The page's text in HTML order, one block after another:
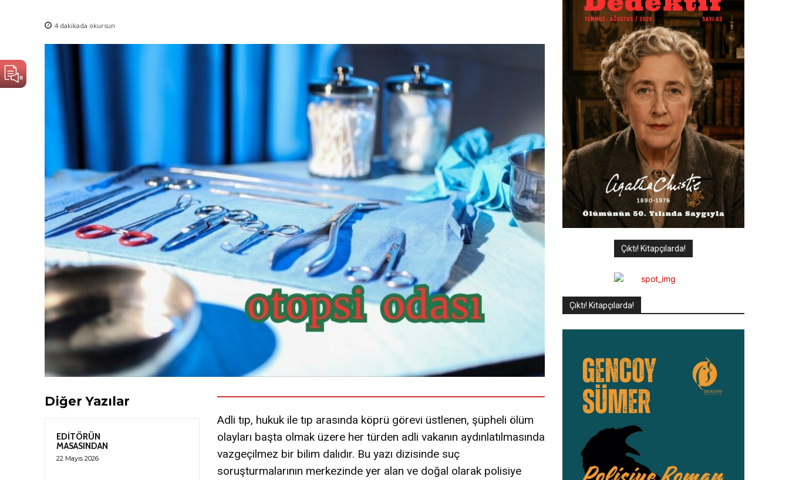
4 dakikada okursun
Diğer Yazılar
EDİTÖRÜN
MASASINDAN
22 Mayıs 2026
Adli tıp, hukuk ile tıp arasında köprü görevi üstlenen, şüpheli ölüm
olayları başta olmak üzere her türden adli vakanın aydınlatılmasında
vazgeçilmez bir bilim dalıdır. Bu yazı dizisinde suç
soruşturmalarının merkezinde yer alan ve doğal olarak polisiye
Çıktı! Kitapçılarda!
Çıktı! Kitapçılarda!